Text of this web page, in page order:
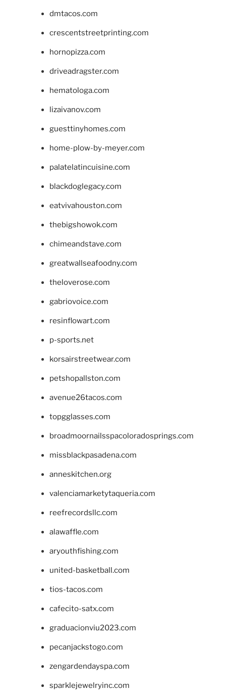
dmtacos.com
crescentstreetprinting.com
hornopizza.com
driveadragster.com
hematologa.com
lizaivanov.com
guesttinyhomes.com
home-plow-by-meyer.com
palatelatincuisine.com
blackdoglegacy.com
eatvivahouston.com
thebigshowok.com
chimeandstave.com
greatwallseafoodny.com
theloverose.com
gabriovoice.com
resinflowart.com
p-sports.net
korsairstreetwear.com
petshopallston.com
avenue26tacos.com
topgglasses.com
broadmoornailsspacoloradosprings.com
missblackpasadena.com
anneskitchen.org
valenciamarketytaqueria.com
reefrecordsllc.com
alawaffle.com
aryouthfishing.com
united-basketball.com
tios-tacos.com
cafecito-satx.com
graduacionviu2023.com
pecanjackstogo.com
zengardendayspa.com
sparklejewelryinc.com